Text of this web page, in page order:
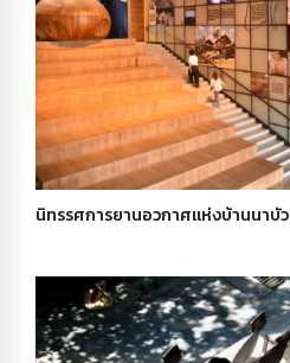
นิทรรศการยานอวกาศแห่งบ้านนาบัว